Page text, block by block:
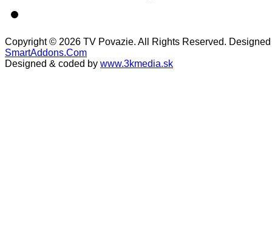
Copyright © 2026 TV Povazie. All Rights Reserved.
SmartAddons.Com
Designed & coded by www.3kmedia.sk